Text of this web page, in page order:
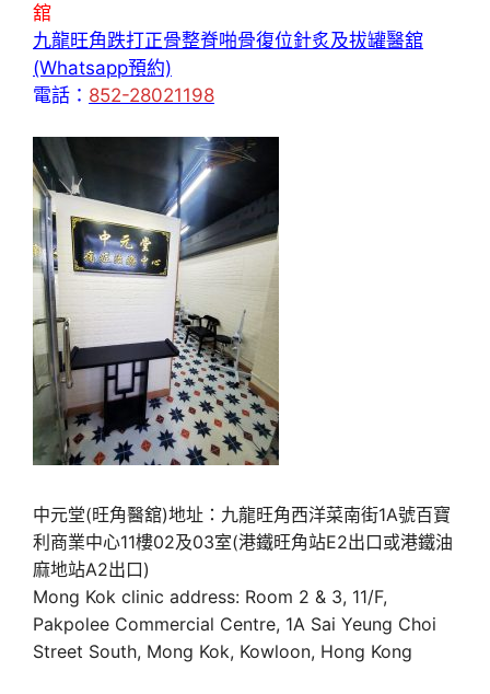
舘
九龍旺角跌打正骨整脊啪骨復位針炙及拔罐醫舘
(Whatsapp預約)
電話： 852-28021198
中元堂(旺角醫舘)地址：九龍旺角西洋菜南街1A號百寶
利商業中心11樓02及03室(港鐵旺角站E2出口或港鐵油
麻地站A2出口)
Mong Kok clinic address: Room 2 & 3, 11/F,
Pakpolee Commercial Centre, 1A Sai Yeung Choi
Street South, Mong Kok, Kowloon, Hong Kong